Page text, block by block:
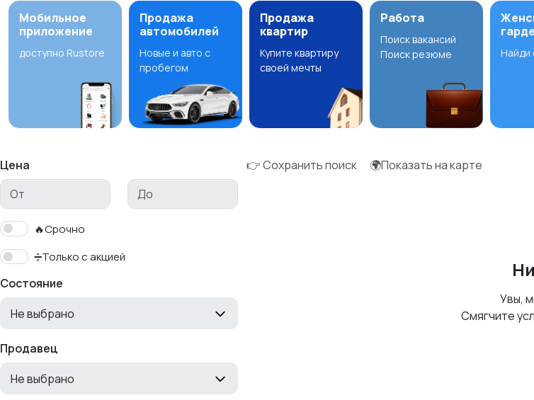
Мобильное
приложение
доступно Rustore
Продажа
автомобилей
Новые и авто с
пробегом
Продажа
квартир
Купите квартиру
своей мечты
Работа
Поиск вакансий
Поиск резюме
Найди
Цена
🔥Срочно
➗Только с акцией
Состояние
Не выбрано
Продавец
Не выбрано
👉 Сохранить поиск 🌍Показать на карте
Увы,
Смягчите